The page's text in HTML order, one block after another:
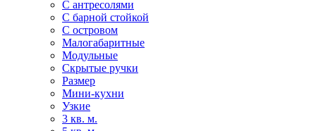
С антресолями
С барной стойкой
С островом
Малогабаритные
Модульные
Скрытые ручки
Размер
Мини-кухни
Узкие
3 кв. м.